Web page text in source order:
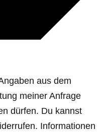
aus dem
meiner Anfrage
dürfen. Du kannst
Informationen